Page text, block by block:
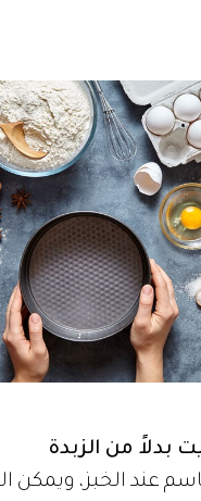
بدلاً من الزبدة
عند الخبز، ويمكن